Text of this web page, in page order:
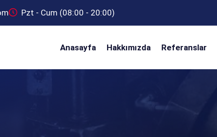
Pzt - Cum (08:00 - 20:00)
Anasayfa Hakkımızda Referanslar